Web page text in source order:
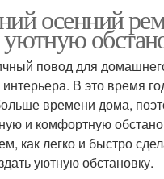
осенний
уютную
повод для
В это время
времени дома,
и комфортную
как легко и быстро
уютную обстановку.